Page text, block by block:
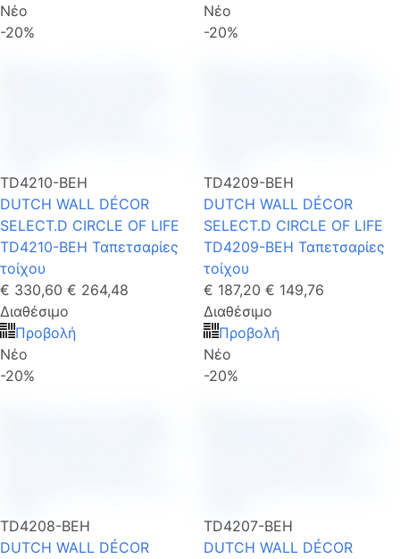
Νέο
-20%
Νέο
-20%
TD4210-BEH
DUTCH WALL DÉCOR
SELECT.D CIRCLE OF LIFE
TD4210-BEH Ταπετσαρίες
τοίχου
€ 330,60 € 264,48
Διαθέσιμο
Προβολή
Νέο
-20%
TD4209-BEH
DUTCH WALL DÉCOR
SELECT.D CIRCLE OF LIFE
TD4209-BEH Ταπετσαρίες
τοίχου
€ 187,20 € 149,76
Διαθέσιμο
Προβολή
Νέο
-20%
TD4208-BEH
DUTCH WALL DÉCOR
TD4207-BEH
DUTCH WALL DÉCOR